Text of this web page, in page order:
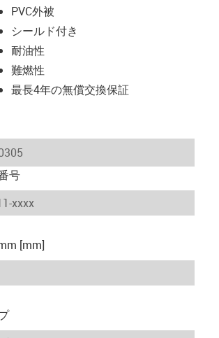
PVC外被
シールド付き
耐油性
難燃性
最長4年の無償交換保証
号
[mm]